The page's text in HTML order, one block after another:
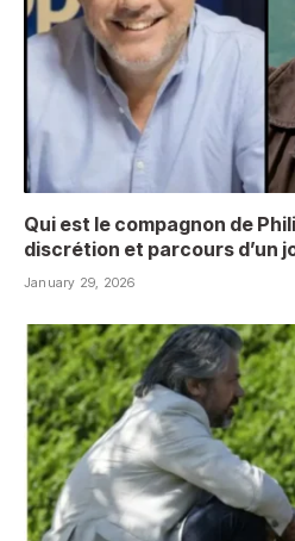
Qui est le compagnon de
discrétion et parcours d’un
January 29, 2026